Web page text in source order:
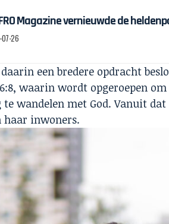
Magazine vernieuwde de
26
een bredere opdracht
waarin wordt opgeroepen
te wandelen met God. Vanuit
haar inwoners.